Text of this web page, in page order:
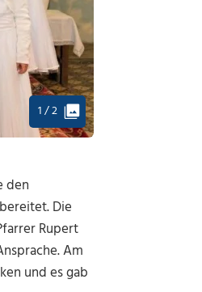
1 / 2
den
Die
Rupert
Am
und es gab